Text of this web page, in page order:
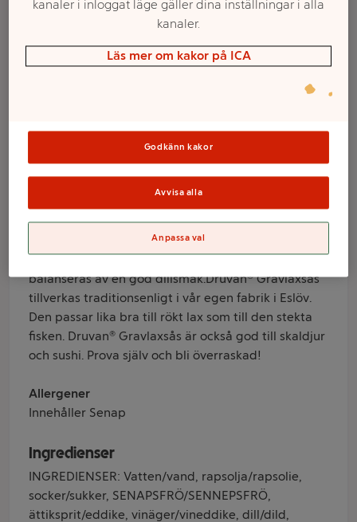
Gravlaxsås 200g
Varumärke
Produktinformation
Druvan® Gravlaxsås är en smakrik sås där sötman
balanseras av en god dillsmak.Druvan® Gravlaxsås
tillverkas traditionsenligt i vår egen fabrik i Eslöv.
Den passar lika bra till rökt lax som till den stekta
fisken. Druvan® Gravlaxsås är också god till skaldjur
och sushi. Prova själv och bli överraskad!
Allergener
Innehåller Senap
Ingredienser
INGREDIENSER: Vatten/vand, rapsolja/rapsolie,
socker/sukker, SENAPSFRÖ/SENNEPSFRÖ,
ättiksprit/eddike, vinäger/vineddike, dill/dild,
kanaler i inloggat läge gäller dina inställningar i alla
kanaler.
Läs mer om kakor på ICA
Godkänn kakor
Avvisa alla
Anpassa val